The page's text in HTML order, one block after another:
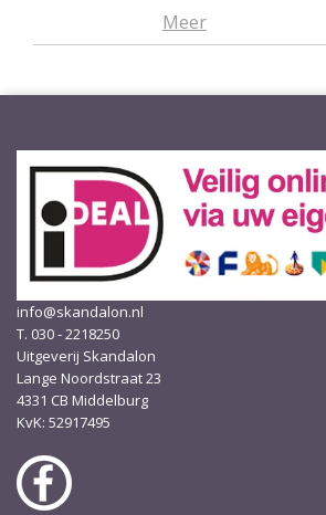
Meer
info@skandalon.nl
T. 030 - 2218250
Uitgeverij Skandalon
Lange Noordstraat 23
4331 CB Middelburg
KvK: 52917495